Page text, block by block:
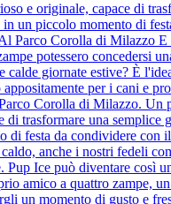
e originale, capace di
in un piccolo momento di
Parco Corolla di Milazzo E
potessero concedersi
calde giornate estive? È
appositamente per i cani e
Corolla di Milazzo. Un
di trasformare una semplice
di festa da condividere con
anche i nostri fedeli
Pup Ice può diventare così
amico a quattro zampe,
un momento di gusto e